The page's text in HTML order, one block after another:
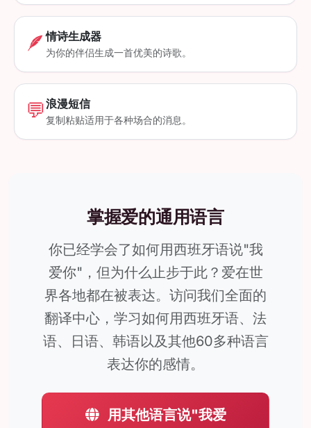
🪶情诗生成器
为你的伴侣生成一首优美的诗歌。
💬浪漫短信
复制粘贴适用于各种场合的消息。
掌握爱的通用语言
你已经学会了如何用西班牙语说"我
爱你"，但为什么止步于此？爱在世
界各地都在被表达。访问我们全面的
翻译中心，学习如何用西班牙语、法
语、日语、韩语以及其他60多种语言
表达你的感情。
用其他语言说"我爱